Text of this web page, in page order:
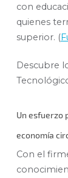
con
quienes
superior. (
Descubre
Un esfuerzo
economía
Con el